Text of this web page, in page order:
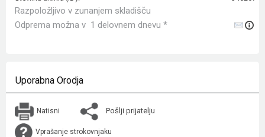
Razpoložljivo v zunanjem skladišču
Odprema možna v 1 delovnem dnevu *
Uporabna Orodja
Natisni Pošlji prijatelju
Vprašanje strokovnjaku